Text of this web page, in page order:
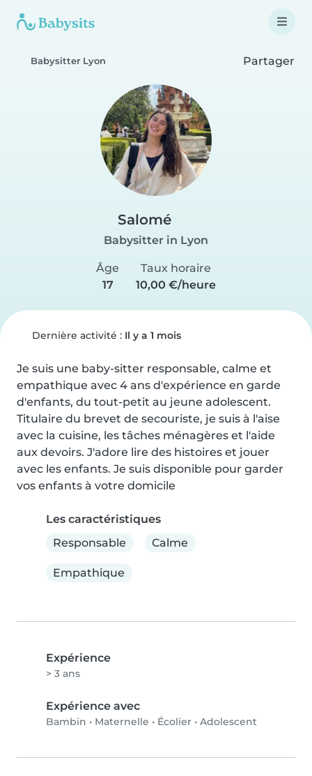
Babysitter Lyon Partager
Salomé
Babysitter in Lyon
Âge
17
Taux horaire
10,00 €/heure
Dernière activité : Il y a 1 mois
Je suis une baby-sitter responsable, calme et
empathique avec 4 ans d'expérience en garde
d'enfants, du tout-petit au jeune adolescent.
Titulaire du brevet de secouriste, je suis à l'aise
avec la cuisine, les tâches ménagères et l'aide
aux devoirs. J'adore lire des histoires et jouer
avec les enfants. Je suis disponible pour garder
vos enfants à votre domicile
Les caractéristiques
Responsable
Calme
Empathique
Expérience
> 3 ans
Expérience avec
Bambin • Maternelle • Écolier • Adolescent